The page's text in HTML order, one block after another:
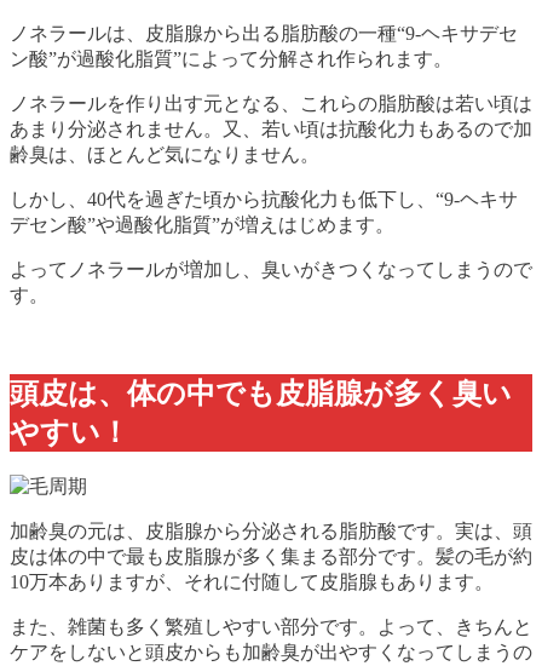
ノネラールは、皮脂腺から出る脂肪酸の一種“9-ヘキサデセ
ン酸”が過酸化脂質”によって分解され作られます。
ノネラールを作り出す元となる、これらの脂肪酸は若い頃は
あまり分泌されません。又、若い頃は抗酸化力もあるので加
齢臭は、ほとんど気になりません。
しかし、40代を過ぎた頃から抗酸化力も低下し、“9-ヘキサ
デセン酸”や過酸化脂質”が増えはじめます。
よってノネラールが増加し、臭いがきつくなってしまうので
す。
頭皮は、体の中でも皮脂腺が多く臭い
やすい！
加齢臭の元は、皮脂腺から分泌される脂肪酸です。実は、頭
皮は体の中で最も皮脂腺が多く集まる部分です。髪の毛が約
10万本ありますが、それに付随して皮脂腺もあります。
また、雑菌も多く繁殖しやすい部分です。よって、きちんと
ケアをしないと頭皮からも加齢臭が出やすくなってしまうの